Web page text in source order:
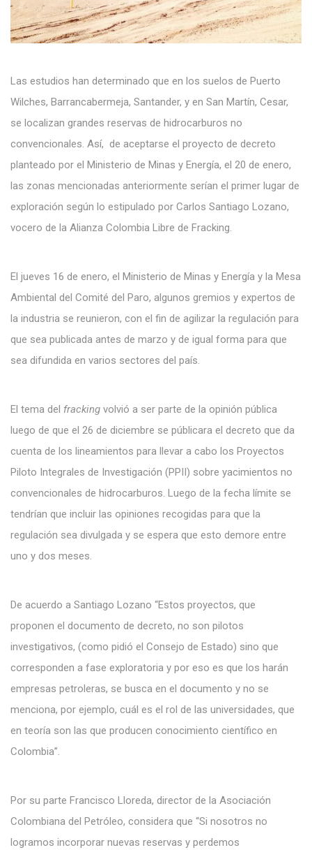
Las estudios han determinado que en los suelos de Puerto
Wilches, Barrancabermeja, Santander, y en San Martín, Cesar,
se localizan grandes reservas de hidrocarburos no
convencionales. Así, de aceptarse el proyecto de decreto
planteado por el Ministerio de Minas y Energía, el 20 de enero,
las zonas mencionadas anteriormente serían el primer lugar de
exploración según lo estipulado por Carlos Santiago Lozano,
vocero de la Alianza Colombia Libre de Fracking.
El jueves 16 de enero, el Ministerio de Minas y Energía y la Mesa
Ambiental del Comité del Paro, algunos gremios y expertos de
la industria se reunieron, con el fin de agilizar la regulación para
que sea publicada antes de marzo y de igual forma para que
sea difundida en varios sectores del país.
El tema del fracking volvió a ser parte de la opinión pública
luego de que el 26 de diciembre se públicara el decreto que da
cuenta de los lineamientos para llevar a cabo los Proyectos
Piloto Integrales de Investigación (PPII) sobre yacimientos no
convencionales de hidrocarburos. Luego de la fecha límite se
tendrían que incluir las opiniones recogidas para que la
regulación sea divulgada y se espera que esto demore entre
uno y dos meses.
De acuerdo a Santiago Lozano “Estos proyectos, que
proponen el documento de decreto, no son pilotos
investigativos, (como pidió el Consejo de Estado) sino que
corresponden a fase exploratoria y por eso es que los harán
empresas petroleras, se busca en el documento y no se
menciona, por ejemplo, cuál es el rol de las universidades, que
en teoría son las que producen conocimiento científico en
Colombia”.
Por su parte Francisco Lloreda, director de la Asociación
Colombiana del Petróleo, considera que “Si nosotros no
logramos incorporar nuevas reservas y perdemos